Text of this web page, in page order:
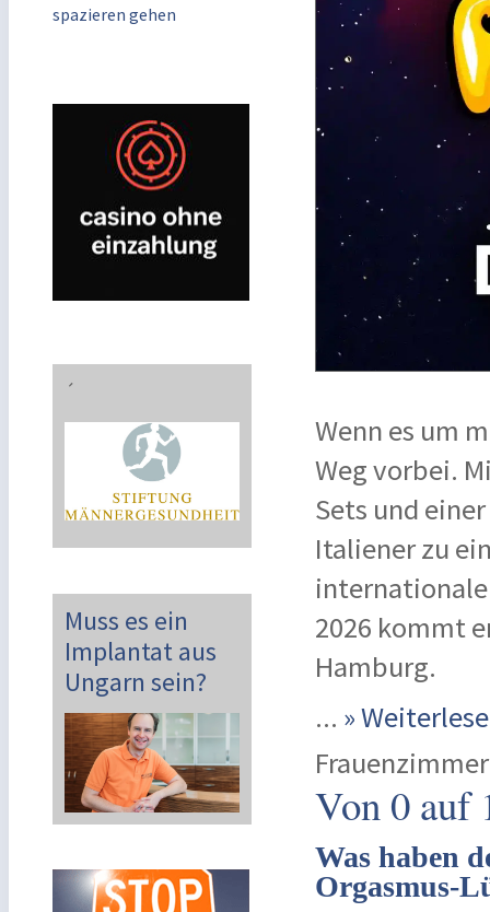
spazieren gehen
´
Muss es ein
Implantat aus
Ungarn sein?
Wenn es um
Weg vorbei.
Sets und
Italiener zu
2026 kommt
Hamburg.
... »
Frauenzimmer
Von 0 auf
Was haben
Orgasmus-